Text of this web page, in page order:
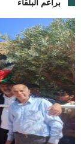
براعم البلقاء